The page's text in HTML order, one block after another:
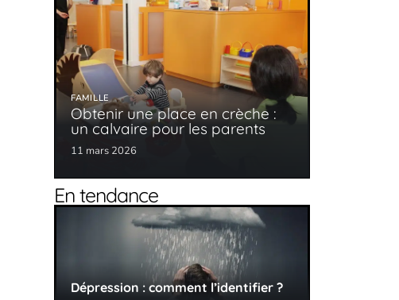
FAMILLE
Obtenir une place en crèche :
un calvaire pour les parents
11 mars 2026
En tendance
Dépression : comment l’identifier ?